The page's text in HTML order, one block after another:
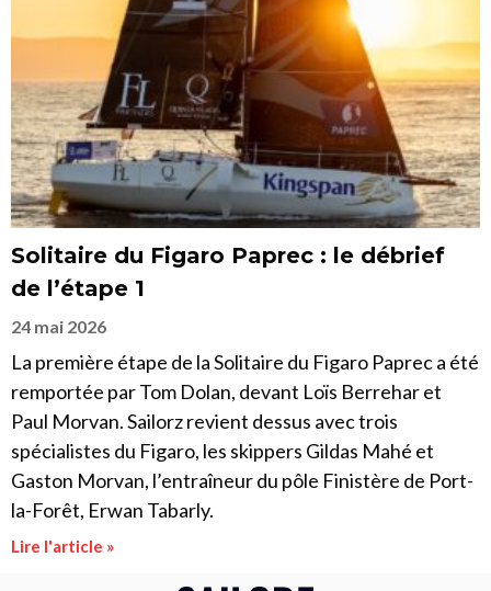
Solitaire du Figaro Paprec : le débrief
de l’étape 1
24 mai 2026
La première étape de la Solitaire du Figaro Paprec a été
remportée par Tom Dolan, devant Loïs Berrehar et
Paul Morvan. Sailorz revient dessus avec trois
spécialistes du Figaro, les skippers Gildas Mahé et
Gaston Morvan, l’entraîneur du pôle Finistère de Port-
la-Forêt, Erwan Tabarly.
Lire l'article »